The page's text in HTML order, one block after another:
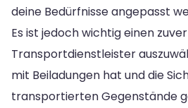
deine Bedürfnisse angepasst
Es ist jedoch wichtig einen
Transportdienstleister
mit Beiladungen hat und die
transportierten Gegenstände